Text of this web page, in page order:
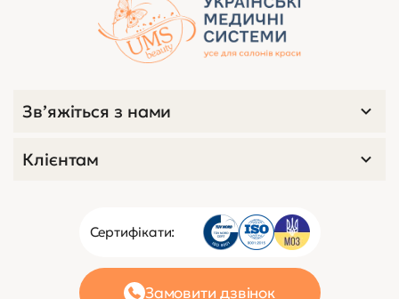
Сертифікати:
Замовити дзвінок
Зв’яжіться з нами
Клієнтам